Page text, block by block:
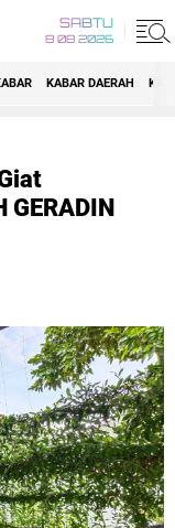
SABTU
8 08 2026
KABAR DAERAH
GERADIN